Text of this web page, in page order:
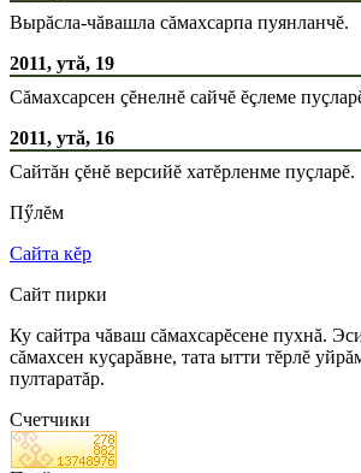
Вырăсла-чăвашла сăмахсарпа пуянланчĕ.
2011, утă, 19
Сăмахсарсен çĕнелнĕ сайчĕ ĕçлеме
2011, утă, 16
Сайтăн çĕнĕ версийĕ хатĕрленме пуçларĕ.
Пӳлĕм
Сайта кĕр
Сайт пирки
Ку сайтра чăваш сăмахсарĕсене пухнă.
сăмахсен куçарăвне, тата ытти тĕрлĕ
пултаратăр.
Счетчики